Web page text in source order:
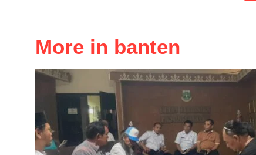
More in banten